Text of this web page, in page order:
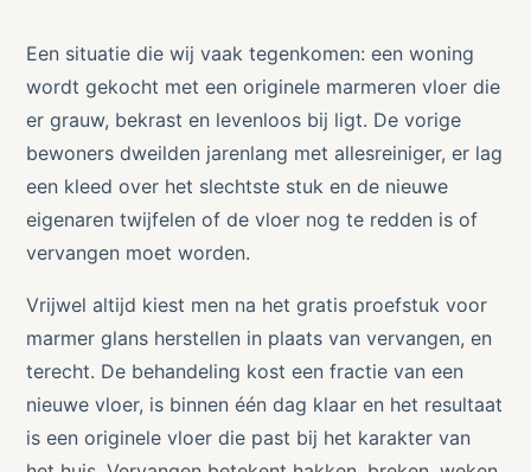
Een situatie die wij vaak tegenkomen: een woning
wordt gekocht met een originele marmeren vloer die
er grauw, bekrast en levenloos bij ligt. De vorige
bewoners dweilden jarenlang met allesreiniger, er lag
een kleed over het slechtste stuk en de nieuwe
eigenaren twijfelen of de vloer nog te redden is of
vervangen moet worden.
Vrijwel altijd kiest men na het gratis proefstuk voor
marmer glans herstellen in plaats van vervangen, en
terecht. De behandeling kost een fractie van een
nieuwe vloer, is binnen één dag klaar en het resultaat
is een originele vloer die past bij het karakter van